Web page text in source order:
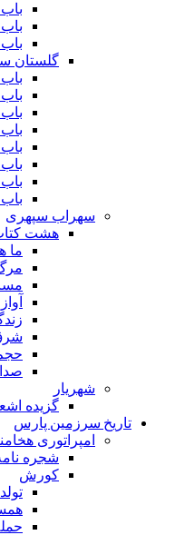
گلستان
سهراب سپهری
هشت
ما
شهریار
گزیده
تاریخ سرزمین پارس
امپراتوری
شجره
کورش